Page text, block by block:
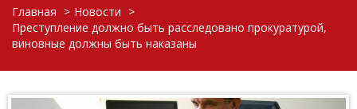
От слов — к делу
Отчет о деятельности
Главная > Новости >
Преступление должно быть расследовано прокуратурой,
виновные должны быть наказаны